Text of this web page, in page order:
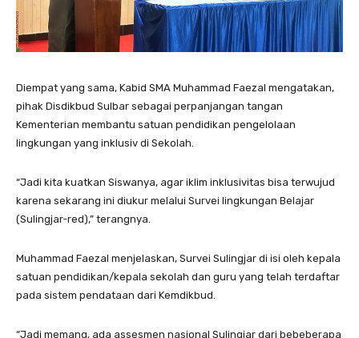
Diempat yang sama, Kabid SMA Muhammad Faezal mengatakan,
pihak Disdikbud Sulbar sebagai perpanjangan tangan
Kementerian membantu satuan pendidikan pengelolaan
lingkungan yang inklusiv di Sekolah.
“Jadi kita kuatkan Siswanya, agar iklim inklusivitas bisa terwujud
karena sekarang ini diukur melalui Survei lingkungan Belajar
(Sulingjar-red),” terangnya.
Muhammad Faezal menjelaskan, Survei Sulingjar di isi oleh kepala
satuan pendidikan/kepala sekolah dan guru yang telah terdaftar
pada sistem pendataan dari Kemdikbud.
“Jadi memang, ada assesmen nasional Sulingjar dari bebeberapa